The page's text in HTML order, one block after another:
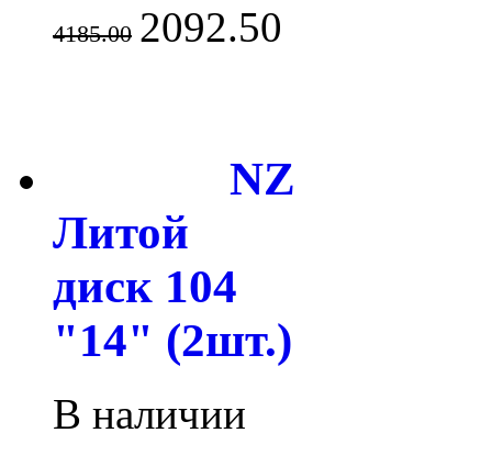
4185.00 2092.50
NZ
Литой
диск 104
"14" (2шт.)
В наличии